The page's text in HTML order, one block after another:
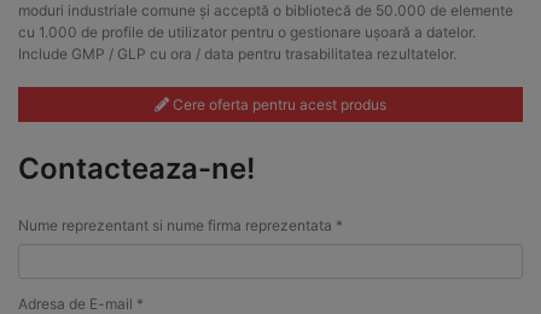
moduri industriale comune și acceptă o bibliotecă de 50.000 de elemente
cu 1.000 de profile de utilizator pentru o gestionare ușoară a datelor.
Include GMP / GLP cu ora / data pentru trasabilitatea rezultatelor.
Cere oferta pentru acest produs
Contacteaza-ne!
Nume reprezentant si nume firma reprezentata *
Adresa de E-mail *